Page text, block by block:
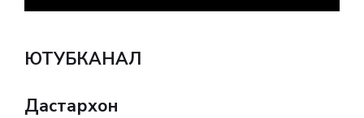
ЮТУБКАНАЛ
Дастархон